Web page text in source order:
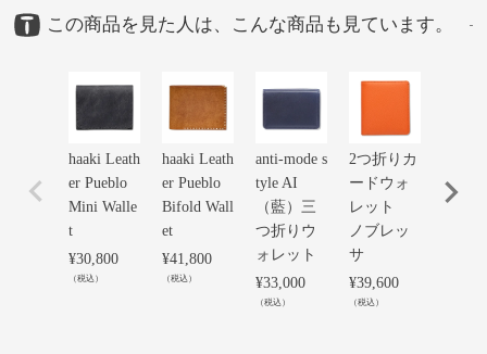
この商品を見た人は、こんな商品も見ています。
haaki Leath
er Pueblo
Mini Walle
t
¥30,800
（税込）
haaki Leath
er Pueblo
Bifold Wall
et
¥41,800
（税込）
anti-mode s
tyle AI
（藍）三
つ折りウ
ォレット
¥33,000
（税込）
2つ折りカ
ードウォ
レット
ノブレッ
サ
¥39,600
（税込）
タニ
つ折